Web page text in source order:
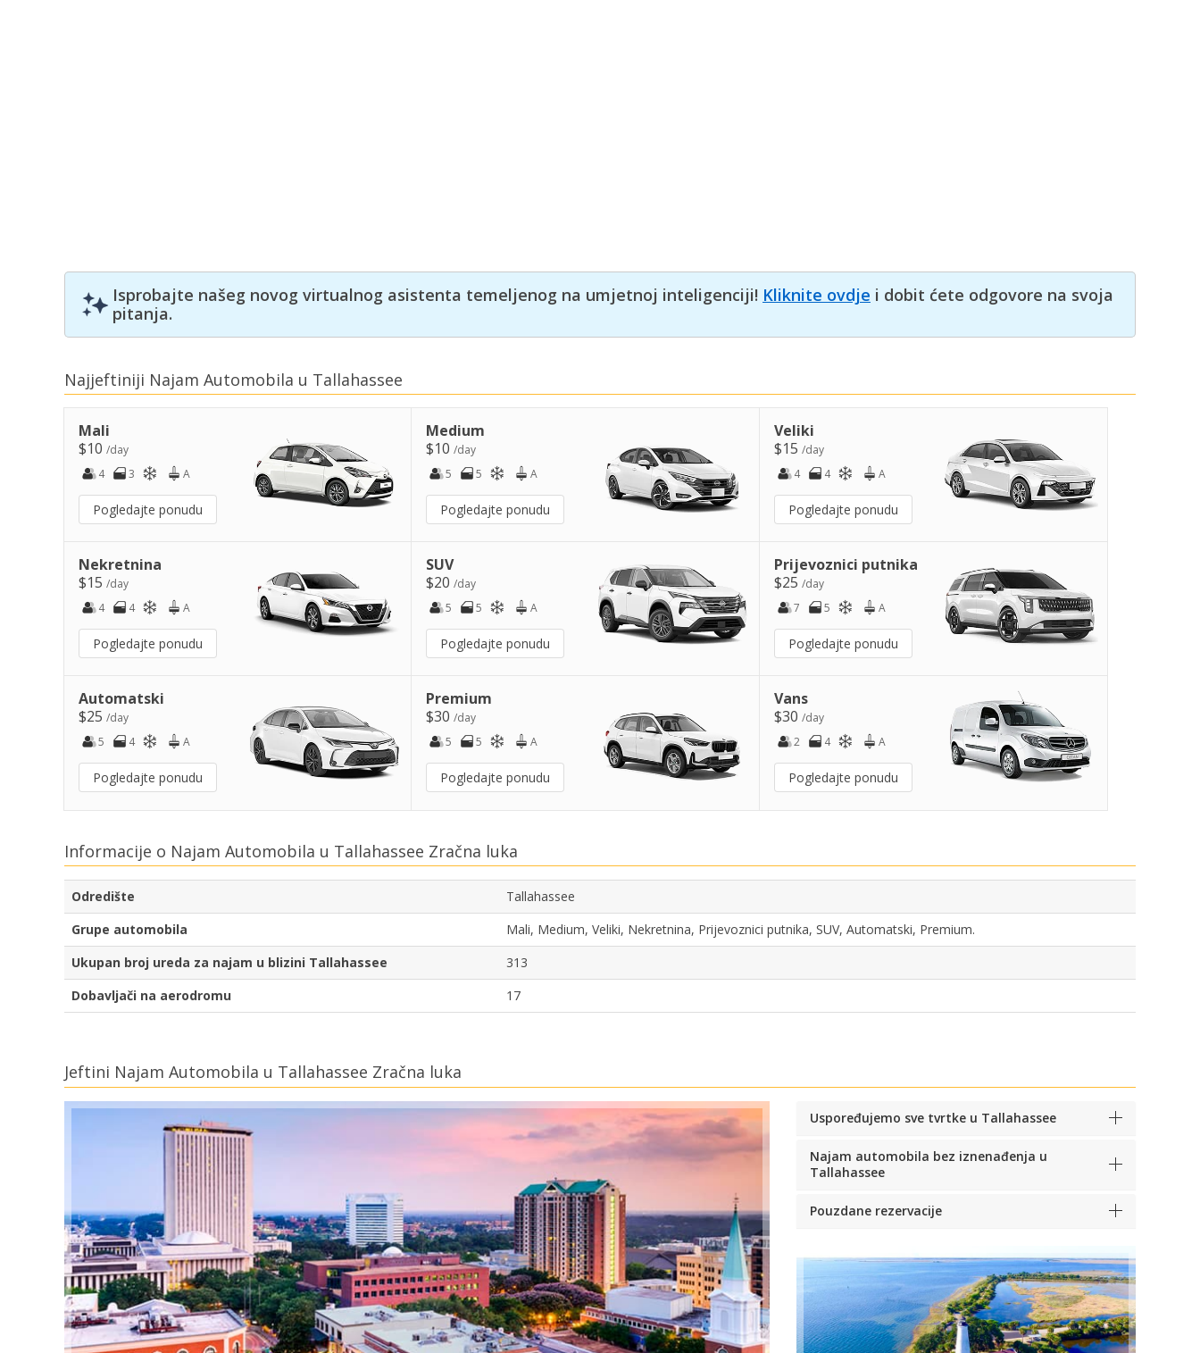
Isprobajte našeg novog virtualnog asistenta temeljenog na umjetnoj inteligenciji! Kliknite ovdje i dobit ćete odgovore na svoja
pitanja.
Najjeftiniji Najam Automobila u Tallahassee
Mali
$10 /day
4
3 A
Pogledajte ponudu
Medium
$10/day
5
5 A
Pogledajte ponudu
Veliki
$15 /day
4
4 A
Pogledajte ponudu
Nekretnina
$15 /day
4
4 A
Pogledajte ponudu
SUV
$20/day
5
5 A
Pogledajte ponudu
Prijevoznici putnika
$25 /day
7
5 A
Pogledajte ponudu
Automatski
$25 /day
5
4 A
Pogledajte ponudu
Premium
$30/day
5
5 A
Pogledajte ponudu
Vans
$30 /day
2
4 A
Pogledajte ponudu
Informacije o Najam Automobila u Tallahassee Zračna luka
Odredište
Tallahassee
Grupe automobila
Mali, Medium, Veliki, Nekretnina, Prijevoznici putnika, SUV, Automatski, Premium.
Ukupan broj ureda za najam u blizini Tallahassee
313
Dobavljači na aerodromu
17
Jeftini Najam Automobila u Tallahassee Zračna luka
Uspoređujemo sve tvrtke u Tallahassee
Najam automobila bez iznenađenja u
Tallahassee
Pouzdane rezervacije